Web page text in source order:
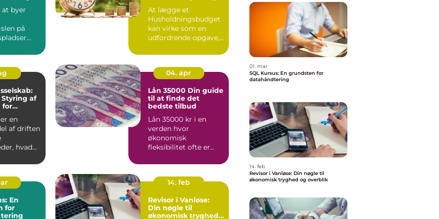
byer
på
At lægge et
Husholdningsbudget
kan virke som en
udfordrende opgave,
tilgang ...
af
for
en
af driften
hvad
04. apr
Lån 35000 Din guide
til at finde det
bedste tilbud
Lån 35000 kr i en
verden hvor
økonomisk
fleksibilitet ofte er
personlige pro...
En
for
14. feb
Revisor i Vanløse:
Din nøgle til
økonomisk tryghed
01. mar
SQL Kursus: En grundsten for
datahåndtering
14. feb
Revisor i Vanløse: Din nøgle til
økonomisk tryghed og overblik